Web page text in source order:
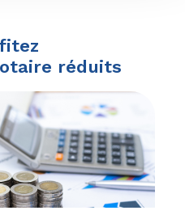
réduits